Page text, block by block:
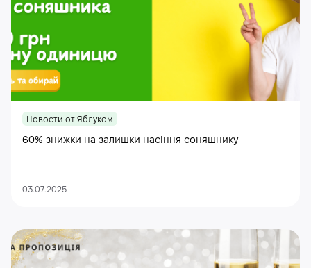
Новости от Яблуком
60% знижки на залишки насіння соняшнику
03.07.2025